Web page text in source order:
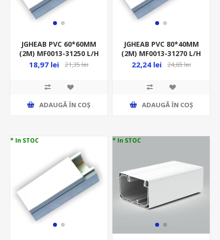
JGHEAB PVC 60*60MM
(2M) MF0013-31250 L/H
(CANAL)
18,97 lei 21,35 lei
ADAUGĂ ȊN COŞ
JGHEAB PVC 80*40MM
(2M) MF0013-31270 L/H
(CANAL)
22,24 lei 24,65 lei
ADAUGĂ ȊN COŞ
* In STOC * In STOC